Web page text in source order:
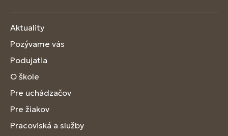
Aktuality
Pozývame vás
Podujatia
O škole
Pre uchádzačov
Pre žiakov
Pracoviská a služby